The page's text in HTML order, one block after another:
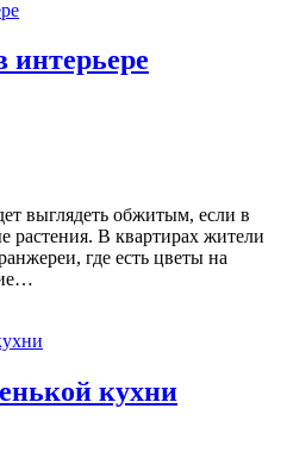
выглядеть обжитым, если в
растения. В квартирах жители
где есть цветы на
кухни